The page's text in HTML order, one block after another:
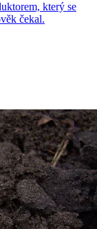
který se
čekal.